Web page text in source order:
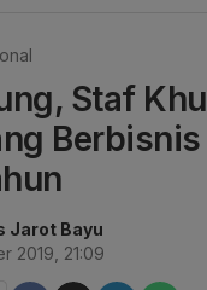
Staf
Berbisnis
Jarot Bayu
2019, 21:09